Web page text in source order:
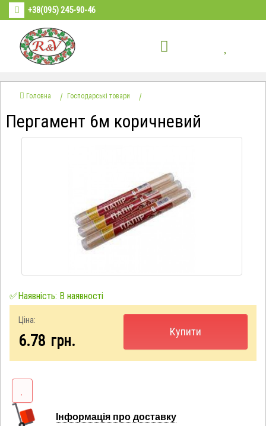
+38(095) 245-90-46
Головна Господарські товари
Пергамент 6м коричневий
✅Наявність: В наявності
Ціна:
6.78 грн.
Купити
Інформація про доставку